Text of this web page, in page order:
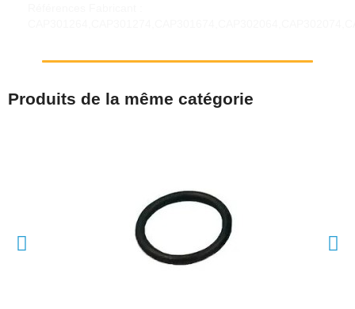
Produits de la même catégorie